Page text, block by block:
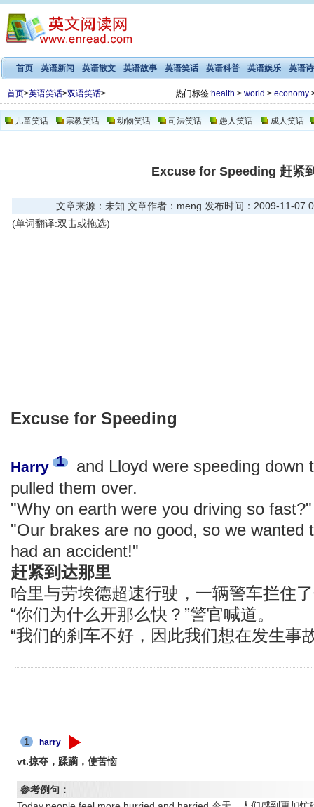
首页 英语新闻 英语散文 英语故事 英语笑话 英语科普 英语娱乐 英语
首页>英语笑话>双语笑话> 热门标签:health > world > economy
儿童笑话 宗教笑话 动物笑话 司法笑话 愚人笑话 成人笑话
Excuse for Speeding 赶紧
文章来源：未知 文章作者：meng 发布时间：2009-11-07
(单词翻译:双击或拖选)
Excuse for Speeding
Harry 1
and Lloyd were speeding down
pulled them over.
"Why on earth were you driving so
"Our brakes are no good, so we wanted
had an accident!"
赶紧到达那里
哈里与劳埃德超速行驶，一辆警车拦住
“你们为什么开那么快？”警官喊道。
“我们的刹车不好，因此我们想在发生事
1 harry
vt.掠夺，蹂躏，使苦恼
参考例句：